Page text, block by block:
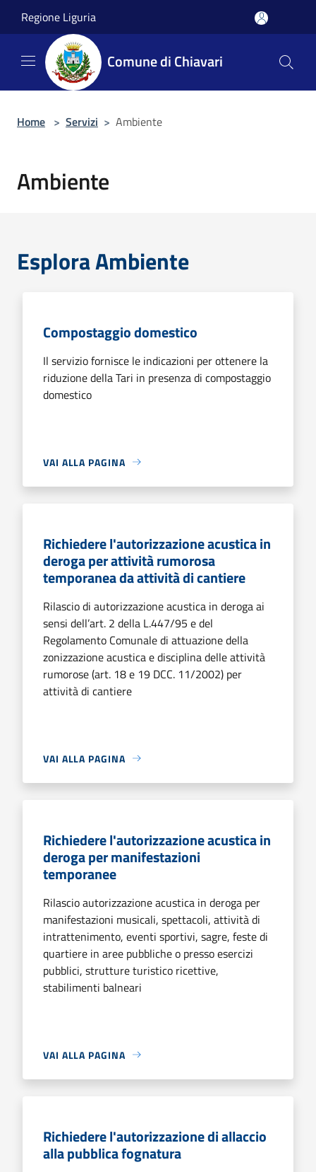
Regione Liguria
Comune di Chiavari
Home > Servizi > Ambiente
Ambiente
Esplora Ambiente
Compostaggio domestico
Il servizio fornisce le indicazioni per ottenere la
riduzione della Tari in presenza di compostaggio
domestico
VAI ALLA PAGINA
Richiedere l'autorizzazione acustica in
deroga per attività rumorosa
temporanea da attività di cantiere
Rilascio di autorizzazione acustica in deroga ai
sensi dell’art. 2 della L.447/95 e del
Regolamento Comunale di attuazione della
zonizzazione acustica e disciplina delle attività
rumorose (art. 18 e 19 DCC. 11/2002) per
attività di cantiere
VAI ALLA PAGINA
Richiedere l'autorizzazione acustica in
deroga per manifestazioni
temporanee
Rilascio autorizzazione acustica in deroga per
manifestazioni musicali, spettacoli, attività di
intrattenimento, eventi sportivi, sagre, feste di
quartiere in aree pubbliche o presso esercizi
pubblici, strutture turistico ricettive,
stabilimenti balneari
VAI ALLA PAGINA
Richiedere l'autorizzazione di allaccio
alla pubblica fognatura